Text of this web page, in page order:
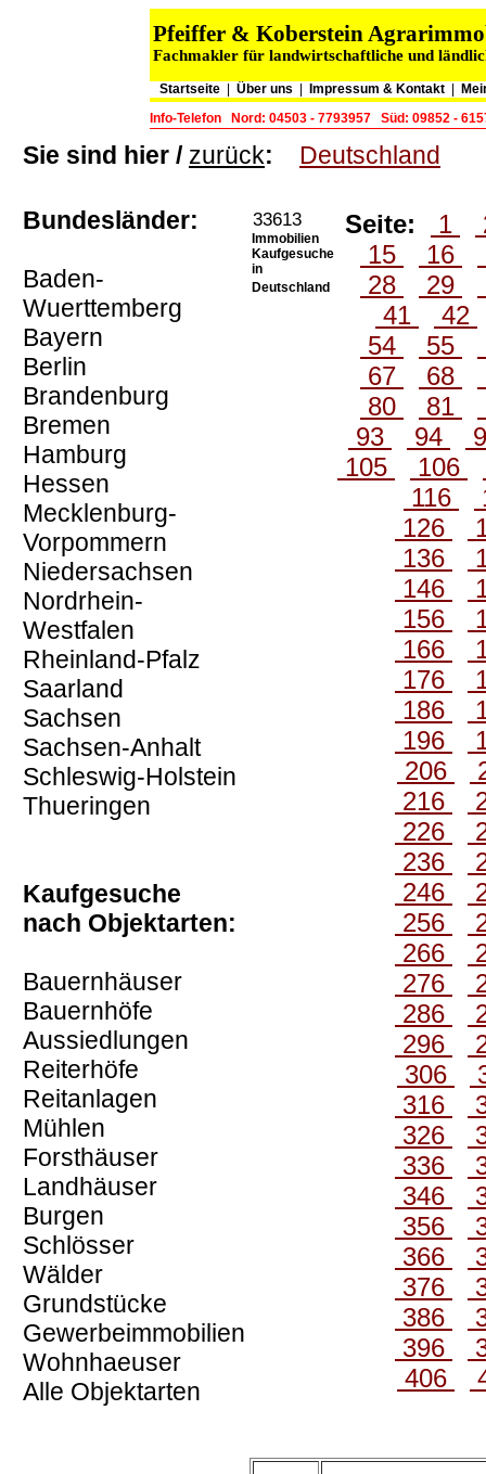
Pfeiffer & Koberstein
Fachmakler für landwirtschaftliche und
Startseite Über uns Impressum & Kontakt
Info-Telefon
Nord: 04503 - 7793957 Süd: 09852 -
Sie sind hier / zurück: Deutschland
Bundesländer:
Baden-
Wuerttemberg
Bayern
Berlin
Brandenburg
Bremen
Hamburg
Hessen
Mecklenburg-
Vorpommern
Niedersachsen
Nordrhein-
Westfalen
Rheinland-Pfalz
Saarland
Sachsen
Sachsen-Anhalt
Schleswig-Holstein
Thueringen
Kaufgesuche
nach Objektarten:
Bauernhäuser
Bauernhöfe
Aussiedlungen
Reiterhöfe
Reitanlagen
Mühlen
Forsthäuser
Landhäuser
Burgen
Schlösser
Wälder
Grundstücke
Gewerbeimmobilien
Wohnhaeuser
Alle Objektarten
33613
Immobilien
Kaufgesuche
in
Deutschland
Seite: 1
15
16
28
29
41
42
54
55
67
68
80
81
93
94
105
106
116
126
136
146
156
166
176
186
196
206
216
226
236
246
256
266
276
286
296
306
316
326
336
346
356
366
376
386
396
406